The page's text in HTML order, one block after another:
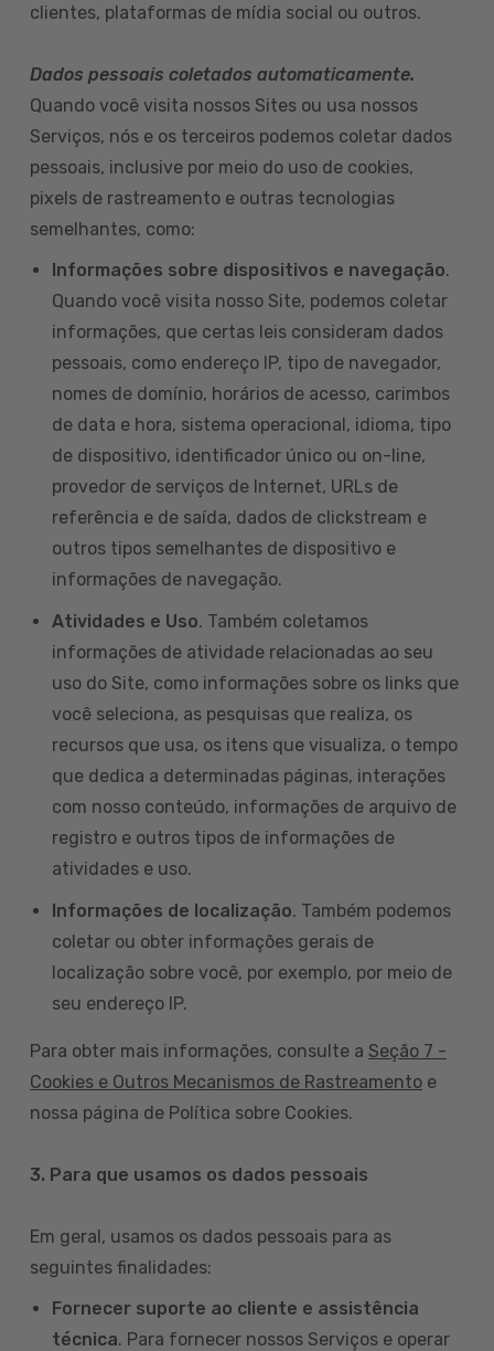
clientes, plataformas de mídia social ou outros.
Dados pessoais coletados automaticamente.
Quando você visita nossos Sites ou usa nossos
Serviços, nós e os terceiros podemos coletar dados
pessoais, inclusive por meio do uso de cookies,
pixels de rastreamento e outras tecnologias
semelhantes, como:
Informações sobre dispositivos e navegação.
Quando você visita nosso Site, podemos coletar
informações, que certas leis consideram dados
pessoais, como endereço IP, tipo de navegador,
nomes de domínio, horários de acesso, carimbos
de data e hora, sistema operacional, idioma, tipo
de dispositivo, identificador único ou on-line,
provedor de serviços de Internet, URLs de
referência e de saída, dados de clickstream e
outros tipos semelhantes de dispositivo e
informações de navegação.
Atividades e Uso. Também coletamos
informações de atividade relacionadas ao seu
uso do Site, como informações sobre os links que
você seleciona, as pesquisas que realiza, os
recursos que usa, os itens que visualiza, o tempo
que dedica a determinadas páginas, interações
com nosso conteúdo, informações de arquivo de
registro e outros tipos de informações de
atividades e uso.
Informações de localização. Também podemos
coletar ou obter informações gerais de
localização sobre você, por exemplo, por meio de
seu endereço IP.
Para obter mais informações, consulte a Seção 7 -
Cookies e Outros Mecanismos de Rastreamento e
nossa página de Política sobre Cookies.
3. Para que usamos os dados pessoais
Em geral, usamos os dados pessoais para as
seguintes finalidades:
Fornecer suporte ao cliente e assistência
técnica. Para fornecer nossos Serviços e operar